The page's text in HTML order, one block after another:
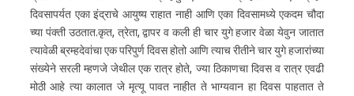
दिवसापर्यत एका इंद्राचे आयुष्य राहात नाही आणि एका दिवसामध्ये एकदम चौदा
च्या पंक्ती उठतात.कृत, त्रेता, द्वापर व कली ही चार युगे हजार वेळा येवुन जातात
त्यावेळी ब्रम्हदेवांचा एक परिपुर्ण दिवस होतो आणि त्याच रीतीने चार युगे हजारांच्या
संख्येने सरली म्हणजे जेथील एक रात्र होते, ज्या ठिकाणचा दिवस व रात्र एवढी
मोठी आहे त्या कालात जे मृत्यू पावत नाहीत ते भाग्यवान हा दिवस पाहतात ते